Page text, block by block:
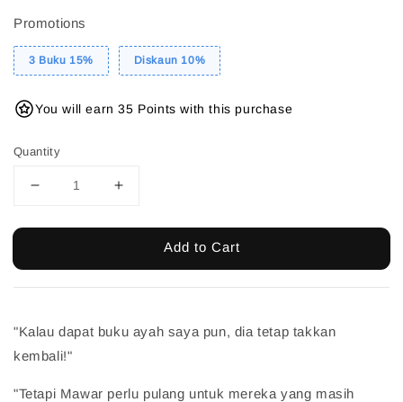
Promotions
3 Buku 15% Diskaun 10%
You will earn 35 Points with this purchase
Quantity
Add to Cart
"Kalau dapat buku ayah saya pun, dia tetap takkan
kembali!"
"Tetapi Mawar perlu pulang untuk mereka yang masih